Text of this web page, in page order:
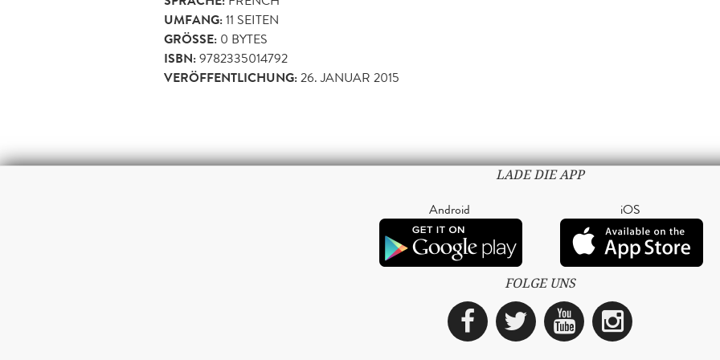
UMFANG:11 SEITEN
GRÖSSE: 0 BYTES
ISBN:9782335014792
VERÖFFENTLICHUNG:26. JANUAR 2015
LADE DIE APP
Android iOS
FOLGE UNS
Facebook
TwitterYouTube